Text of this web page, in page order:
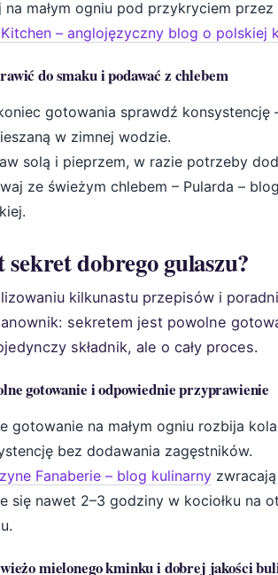
na małym ogniu pod przykryciem
– anglojęzyczny blog o polskiej
do smaku i podawać z chlebem
gotowania sprawdź
w zimnej wodzie.
solą i pieprzem, w razie potrzeby
ze świeżym chlebem – Pularda –
dobrego gulaszu?
kilkunastu przepisów i
sekretem jest powolne
składnik, ale o cały proces.
gotowanie i odpowiednie przyprawienie
gotowanie na małym ogniu rozbija
bez dodawania zagęstników.
Fanaberie – blog kulinarny
się nawet 2–3 godziny w kociołku na
mielonego kminku i dobrej jakości